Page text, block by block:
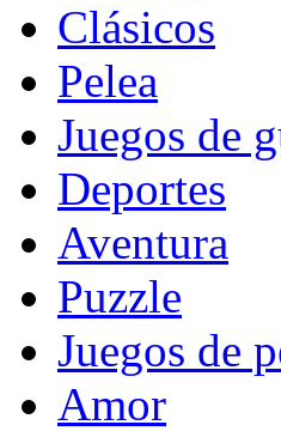
Clásicos
Pelea
Juegos de
Deportes
Aventura
Puzzle
Juegos de
Amor